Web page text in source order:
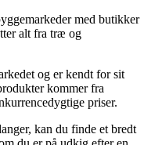
med butikker
alt fra træ og
og er kendt for sit
kommer fra
priser.
kan du finde et bredt